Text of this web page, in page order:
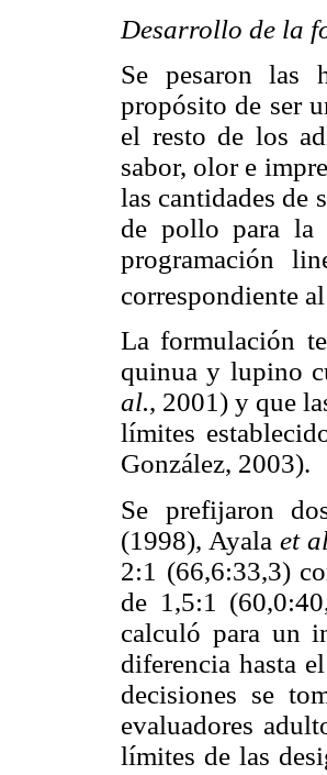
Desarrollo de la
Se pesaron las
propósito de ser
el resto de los
sabor, olor e
las cantidades de
de pollo para la
programación
correspondiente
La formulación
quinua y lupino
al., 2001) y que
límites
González, 2003).
Se prefijaron
(1998), Ayala et
2:1 (66,6:33,3)
de 1,5:1
calculó para un
diferencia hasta
decisiones se
evaluadores
límites de las